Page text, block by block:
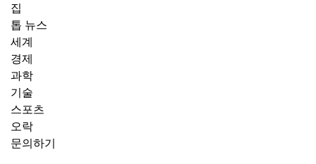
집
톱 뉴스
세계
경제
과학
기술
스포츠
오락
문의하기